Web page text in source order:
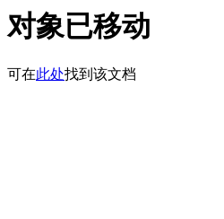
对象已移动
可在此处找到该文档